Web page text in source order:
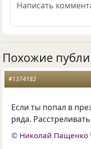
Похожие
#1374182
Если ты попал в
ряда.
© Николай Пащенко